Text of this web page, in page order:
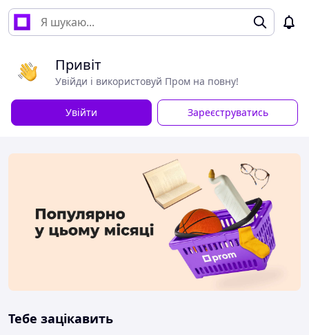
Привіт
Увійди і використовуй Пром на повну!
Увійти Зареєструватись
Тебе зацікавить